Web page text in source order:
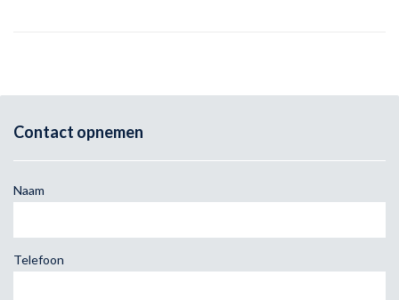
Contact opnemen
Naam
Telefoon